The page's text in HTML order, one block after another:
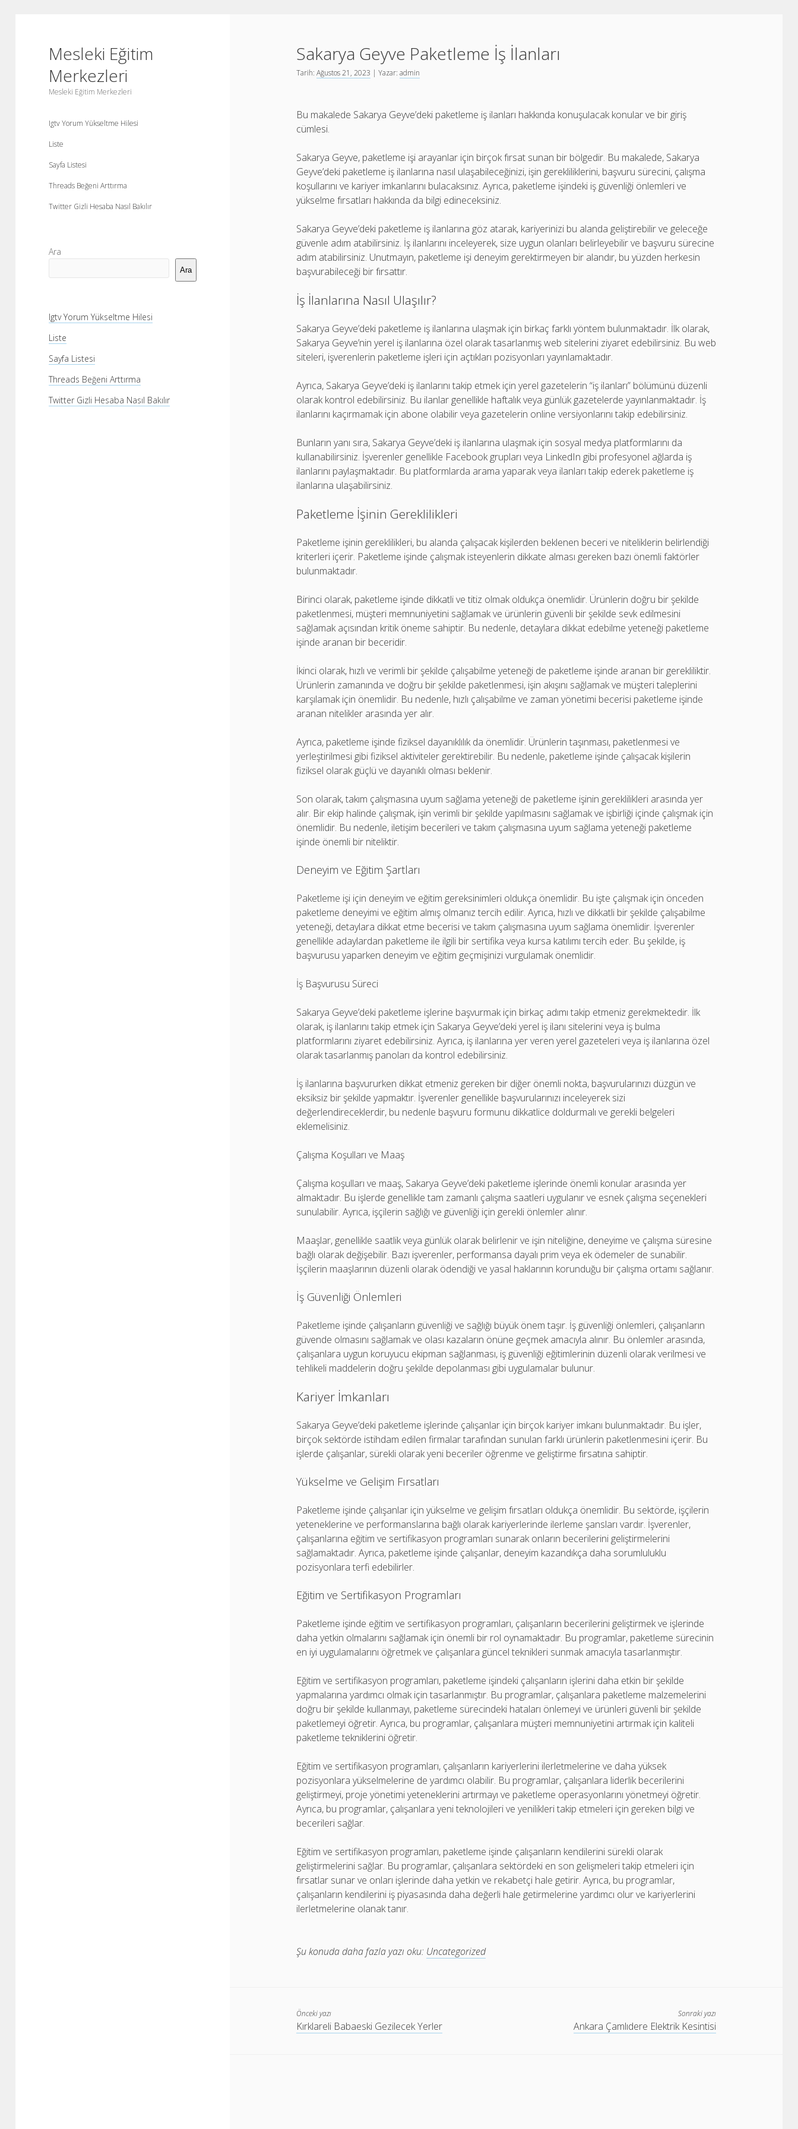
Mesleki Eğitim
Merkezleri
Mesleki Eğitim Merkezleri
Igtv Yorum Yükseltme Hilesi
Liste
Sayfa Listesi
Threads Beğeni Arttırma
Twitter Gizli Hesaba Nasıl Bakılır
Yan
Menü
Ara
Ara
Igtv Yorum Yükseltme Hilesi
Liste
Sayfa Listesi
Threads Beğeni Arttırma
Twitter Gizli Hesaba Nasıl Bakılır
Sakarya Geyve Paketleme İş İlanları
Tarih:Ağustos 21, 2023 | Yazar:admin
Bu makalede Sakarya Geyve’deki paketleme iş ilanları hakkında konuşulacak konular ve bir giriş
cümlesi.
Sakarya Geyve, paketleme işi arayanlar için birçok fırsat sunan bir bölgedir. Bu makalede, Sakarya
Geyve’deki paketleme iş ilanlarına nasıl ulaşabileceğinizi, işin gerekliliklerini, başvuru sürecini, çalışma
koşullarını ve kariyer imkanlarını bulacaksınız. Ayrıca, paketleme işindeki iş güvenliği önlemleri ve
yükselme fırsatları hakkında da bilgi edineceksiniz.
Sakarya Geyve’deki paketleme iş ilanlarına göz atarak, kariyerinizi bu alanda geliştirebilir ve geleceğe
güvenle adım atabilirsiniz. İş ilanlarını inceleyerek, size uygun olanları belirleyebilir ve başvuru sürecine
adım atabilirsiniz. Unutmayın, paketleme işi deneyim gerektirmeyen bir alandır, bu yüzden herkesin
başvurabileceği bir fırsattır.
İş İlanlarına Nasıl Ulaşılır?
Sakarya Geyve’deki paketleme iş ilanlarına ulaşmak için birkaç farklı yöntem bulunmaktadır. İlk olarak,
Sakarya Geyve’nin yerel iş ilanlarına özel olarak tasarlanmış web sitelerini ziyaret edebilirsiniz. Bu web
siteleri, işverenlerin paketleme işleri için açtıkları pozisyonları yayınlamaktadır.
Ayrıca, Sakarya Geyve’deki iş ilanlarını takip etmek için yerel gazetelerin “iş ilanları” bölümünü düzenli
olarak kontrol edebilirsiniz. Bu ilanlar genellikle haftalık veya günlük gazetelerde yayınlanmaktadır. İş
ilanlarını kaçırmamak için abone olabilir veya gazetelerin online versiyonlarını takip edebilirsiniz.
Bunların yanı sıra, Sakarya Geyve’deki iş ilanlarına ulaşmak için sosyal medya platformlarını da
kullanabilirsiniz. İşverenler genellikle Facebook grupları veya LinkedIn gibi profesyonel ağlarda iş
ilanlarını paylaşmaktadır. Bu platformlarda arama yaparak veya ilanları takip ederek paketleme iş
ilanlarına ulaşabilirsiniz.
Paketleme İşinin Gereklilikleri
Paketleme işinin gereklilikleri, bu alanda çalışacak kişilerden beklenen beceri ve niteliklerin belirlendiği
kriterleri içerir. Paketleme işinde çalışmak isteyenlerin dikkate alması gereken bazı önemli faktörler
bulunmaktadır.
Birinci olarak, paketleme işinde dikkatli ve titiz olmak oldukça önemlidir. Ürünlerin doğru bir şekilde
paketlenmesi, müşteri memnuniyetini sağlamak ve ürünlerin güvenli bir şekilde sevk edilmesini
sağlamak açısından kritik öneme sahiptir. Bu nedenle, detaylara dikkat edebilme yeteneği paketleme
işinde aranan bir beceridir.
İkinci olarak, hızlı ve verimli bir şekilde çalışabilme yeteneği de paketleme işinde aranan bir gerekliliktir.
Ürünlerin zamanında ve doğru bir şekilde paketlenmesi, işin akışını sağlamak ve müşteri taleplerini
karşılamak için önemlidir. Bu nedenle, hızlı çalışabilme ve zaman yönetimi becerisi paketleme işinde
aranan nitelikler arasında yer alır.
Ayrıca, paketleme işinde fiziksel dayanıklılık da önemlidir. Ürünlerin taşınması, paketlenmesi ve
yerleştirilmesi gibi fiziksel aktiviteler gerektirebilir. Bu nedenle, paketleme işinde çalışacak kişilerin
fiziksel olarak güçlü ve dayanıklı olması beklenir.
Son olarak, takım çalışmasına uyum sağlama yeteneği de paketleme işinin gereklilikleri arasında yer
alır. Bir ekip halinde çalışmak, işin verimli bir şekilde yapılmasını sağlamak ve işbirliği içinde çalışmak için
önemlidir. Bu nedenle, iletişim becerileri ve takım çalışmasına uyum sağlama yeteneği paketleme
işinde önemli bir niteliktir.
Deneyim ve Eğitim Şartları
Paketleme işi için deneyim ve eğitim gereksinimleri oldukça önemlidir. Bu işte çalışmak için önceden
paketleme deneyimi ve eğitim almış olmanız tercih edilir. Ayrıca, hızlı ve dikkatli bir şekilde çalışabilme
yeteneği, detaylara dikkat etme becerisi ve takım çalışmasına uyum sağlama önemlidir. İşverenler
genellikle adaylardan paketleme ile ilgili bir sertifika veya kursa katılımı tercih eder. Bu şekilde, iş
başvurusu yaparken deneyim ve eğitim geçmişinizi vurgulamak önemlidir.
İş Başvurusu Süreci
Sakarya Geyve’deki paketleme işlerine başvurmak için birkaç adımı takip etmeniz gerekmektedir. İlk
olarak, iş ilanlarını takip etmek için Sakarya Geyve’deki yerel iş ilanı sitelerini veya iş bulma
platformlarını ziyaret edebilirsiniz. Ayrıca, iş ilanlarına yer veren yerel gazeteleri veya iş ilanlarına özel
olarak tasarlanmış panoları da kontrol edebilirsiniz.
İş ilanlarına başvururken dikkat etmeniz gereken bir diğer önemli nokta, başvurularınızı düzgün ve
eksiksiz bir şekilde yapmaktır. İşverenler genellikle başvurularınızı inceleyerek sizi
değerlendireceklerdir, bu nedenle başvuru formunu dikkatlice doldurmalı ve gerekli belgeleri
eklemelisiniz.
Çalışma Koşulları ve Maaş
Çalışma koşulları ve maaş, Sakarya Geyve’deki paketleme işlerinde önemli konular arasında yer
almaktadır. Bu işlerde genellikle tam zamanlı çalışma saatleri uygulanır ve esnek çalışma seçenekleri
sunulabilir. Ayrıca, işçilerin sağlığı ve güvenliği için gerekli önlemler alınır.
Maaşlar, genellikle saatlik veya günlük olarak belirlenir ve işin niteliğine, deneyime ve çalışma süresine
bağlı olarak değişebilir. Bazı işverenler, performansa dayalı prim veya ek ödemeler de sunabilir.
İşçilerin maaşlarının düzenli olarak ödendiği ve yasal haklarının korunduğu bir çalışma ortamı sağlanır.
İş Güvenliği Önlemleri
Paketleme işinde çalışanların güvenliği ve sağlığı büyük önem taşır. İş güvenliği önlemleri, çalışanların
güvende olmasını sağlamak ve olası kazaların önüne geçmek amacıyla alınır. Bu önlemler arasında,
çalışanlara uygun koruyucu ekipman sağlanması, iş güvenliği eğitimlerinin düzenli olarak verilmesi ve
tehlikeli maddelerin doğru şekilde depolanması gibi uygulamalar bulunur.
Kariyer İmkanları
Sakarya Geyve’deki paketleme işlerinde çalışanlar için birçok kariyer imkanı bulunmaktadır. Bu işler,
birçok sektörde istihdam edilen firmalar tarafından sunulan farklı ürünlerin paketlenmesini içerir. Bu
işlerde çalışanlar, sürekli olarak yeni beceriler öğrenme ve geliştirme fırsatına sahiptir.
Yükselme ve Gelişim Fırsatları
Paketleme işinde çalışanlar için yükselme ve gelişim fırsatları oldukça önemlidir. Bu sektörde, işçilerin
yeteneklerine ve performanslarına bağlı olarak kariyerlerinde ilerleme şansları vardır. İşverenler,
çalışanlarına eğitim ve sertifikasyon programları sunarak onların becerilerini geliştirmelerini
sağlamaktadır. Ayrıca, paketleme işinde çalışanlar, deneyim kazandıkça daha sorumluluklu
pozisyonlara terfi edebilirler.
Eğitim ve Sertifikasyon Programları
Paketleme işinde eğitim ve sertifikasyon programları, çalışanların becerilerini geliştirmek ve işlerinde
daha yetkin olmalarını sağlamak için önemli bir rol oynamaktadır. Bu programlar, paketleme sürecinin
en iyi uygulamalarını öğretmek ve çalışanlara güncel teknikleri sunmak amacıyla tasarlanmıştır.
Eğitim ve sertifikasyon programları, paketleme işindeki çalışanların işlerini daha etkin bir şekilde
yapmalarına yardımcı olmak için tasarlanmıştır. Bu programlar, çalışanlara paketleme malzemelerini
doğru bir şekilde kullanmayı, paketleme sürecindeki hataları önlemeyi ve ürünleri güvenli bir şekilde
paketlemeyi öğretir. Ayrıca, bu programlar, çalışanlara müşteri memnuniyetini artırmak için kaliteli
paketleme tekniklerini öğretir.
Eğitim ve sertifikasyon programları, çalışanların kariyerlerini ilerletmelerine ve daha yüksek
pozisyonlara yükselmelerine de yardımcı olabilir. Bu programlar, çalışanlara liderlik becerilerini
geliştirmeyi, proje yönetimi yeteneklerini artırmayı ve paketleme operasyonlarını yönetmeyi öğretir.
Ayrıca, bu programlar, çalışanlara yeni teknolojileri ve yenilikleri takip etmeleri için gereken bilgi ve
becerileri sağlar.
Eğitim ve sertifikasyon programları, paketleme işinde çalışanların kendilerini sürekli olarak
geliştirmelerini sağlar. Bu programlar, çalışanlara sektördeki en son gelişmeleri takip etmeleri için
fırsatlar sunar ve onları işlerinde daha yetkin ve rekabetçi hale getirir. Ayrıca, bu programlar,
çalışanların kendilerini iş piyasasında daha değerli hale getirmelerine yardımcı olur ve kariyerlerini
ilerletmelerine olanak tanır.
Şu konuda daha fazla yazı oku: Uncategorized
Önceki yazı
Kırklareli Babaeski Gezilecek Yerler
Sonraki yazı
Ankara Çamlıdere Elektrik Kesintisi